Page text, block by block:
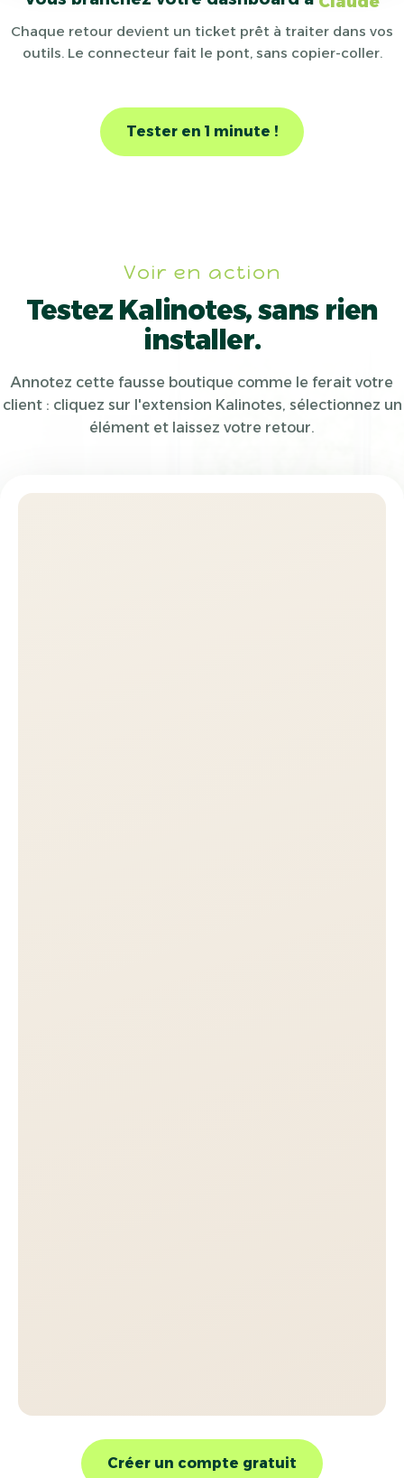
Chaque retour devient un ticket prêt à traiter dans vos
outils. Le connecteur fait le pont, sans copier-coller.
Tester en 1 minute !
Voir en action
Testez Kalinotes, sans rien
installer.
Annotez cette fausse boutique comme le ferait votre
client : cliquez sur l'extension Kalinotes, sélectionnez un
élément et laissez votre retour.
Créer un compte gratuit